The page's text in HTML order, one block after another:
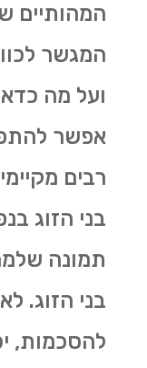
המהותיים
המגשר
ועל מה
אפשר
רבים
בני הזוג
תמונה
בני הזוג.
להסכמות,